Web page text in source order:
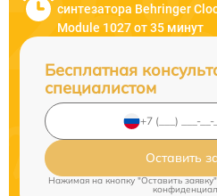
синтезатора Behringer
Module 1027 от 35 минут
Бесплатная
специалистом
Оставить
Нажимая на кнопку "Оставить